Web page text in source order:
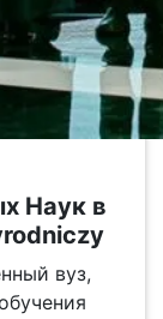
Наук в
вуз,